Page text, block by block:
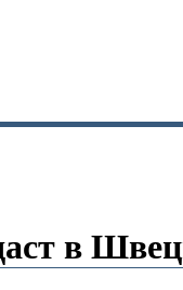
в